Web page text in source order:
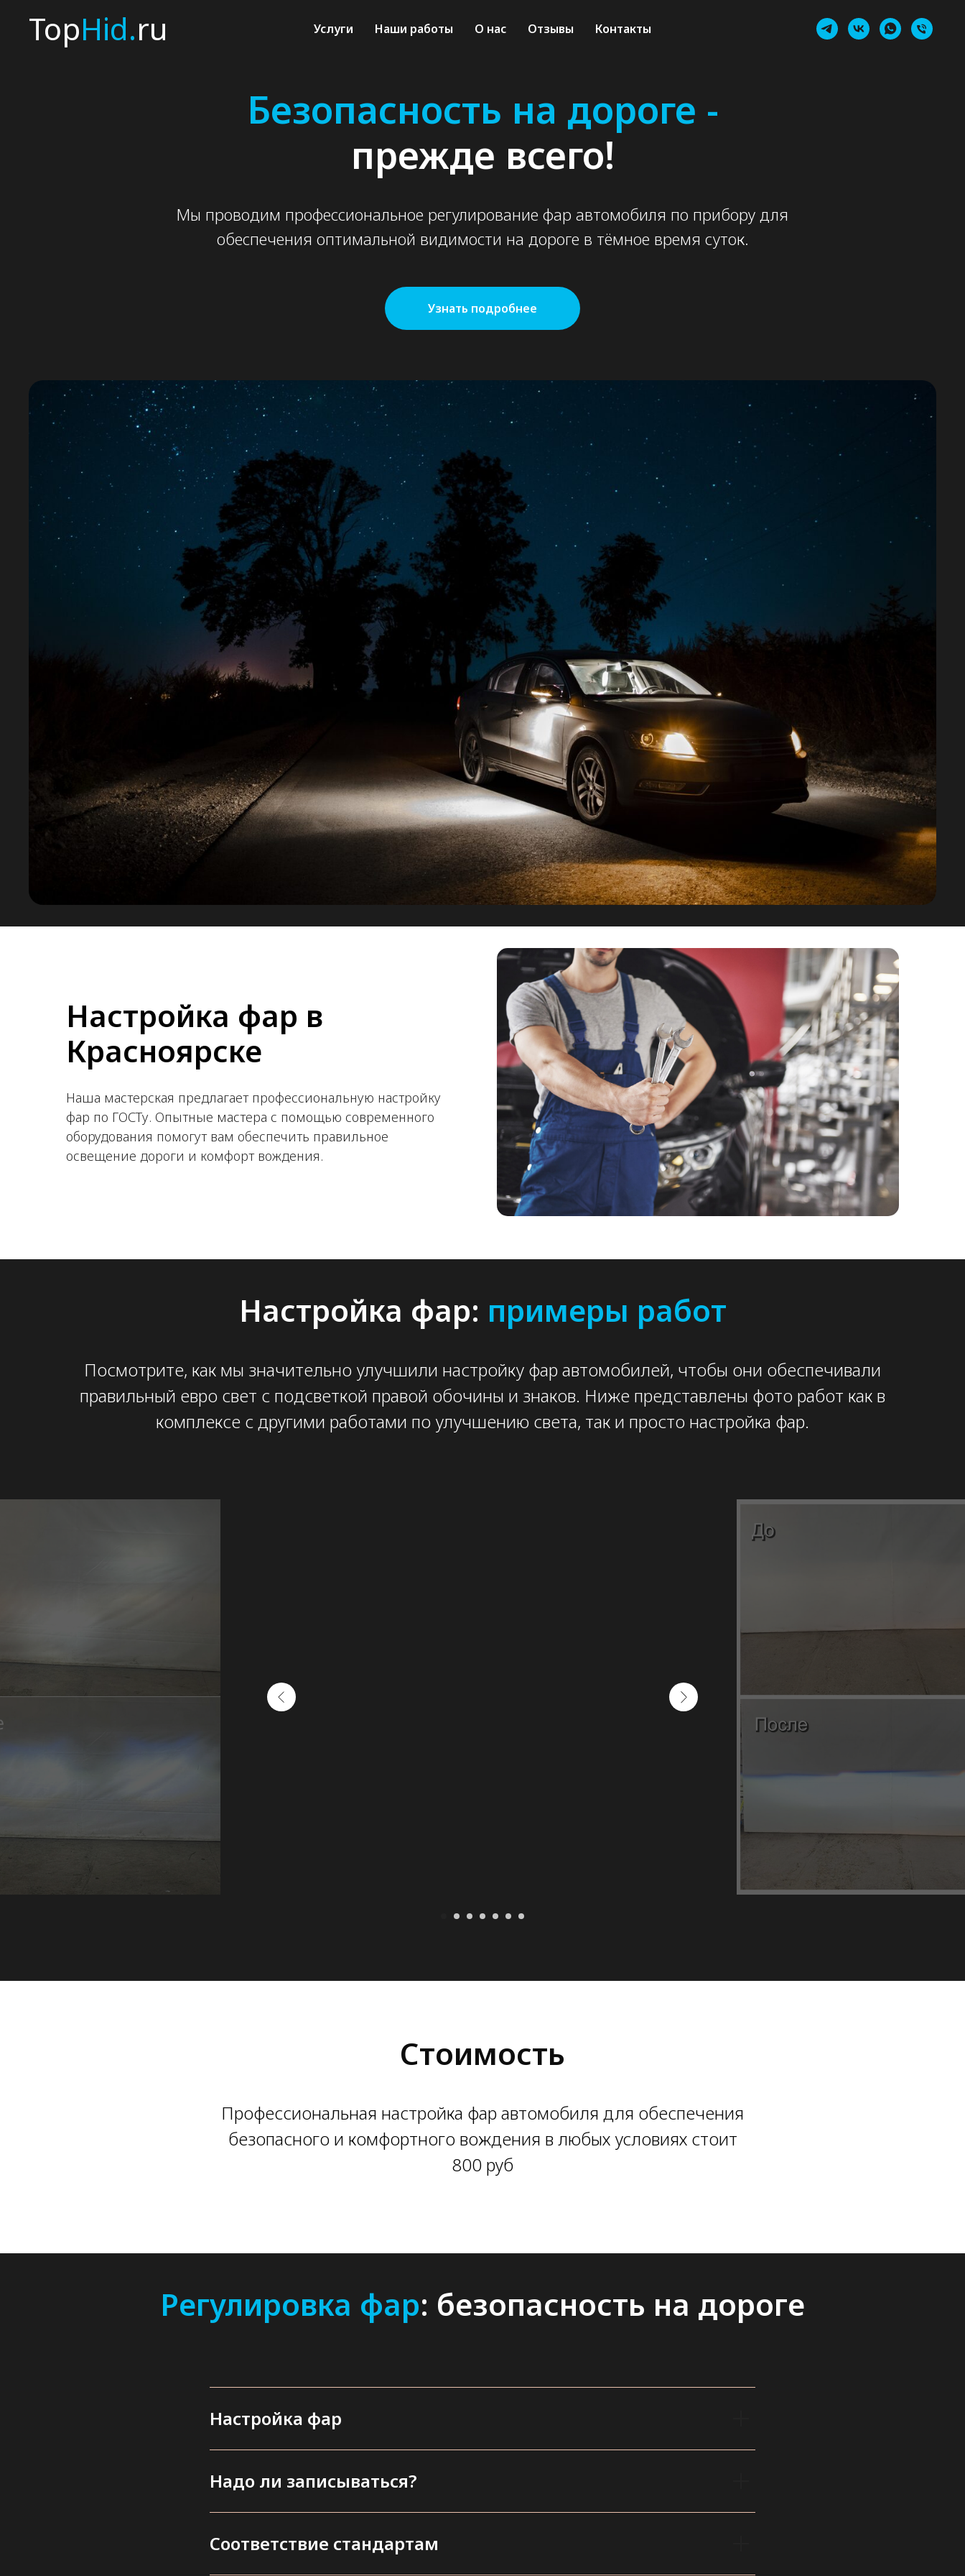
TopHid.ru Услуги Наши работы О нас Отзывы Контакты
TopHid.ru Услуги Наши работы О нас Отзывы Контакты
Безопасность на дороге -
прежде всего!
Мы проводим профессиональное регулирование фар автомобиля по прибору для
обеспечения оптимальной видимости на дороге в тёмное время суток.
Узнать подробнее
Настройка фар в
Красноярске
Наша мастерская предлагает профессиональную настройку
фар по ГОСТу. Опытные мастера с помощью современного
оборудования помогут вам обеспечить правильное
освещение дороги и комфорт вождения.
Настройка фар: примеры работ
Посмотрите, как мы значительно улучшили настройку фар автомобилей, чтобы они обеспечивали
правильный евро свет с подсветкой правой обочины и знаков. Ниже представлены фото работ как в
комплексе с другими работами по улучшению света, так и просто настройка фар.
Стоимость
Профессиональная настройка фар автомобиля для обеспечения
безопасного и комфортного вождения в любых условиях стоит
800 руб
Регулировка фар: безопасность на дороге
Настройка фар
Надо ли записываться?
Соответствие стандартам